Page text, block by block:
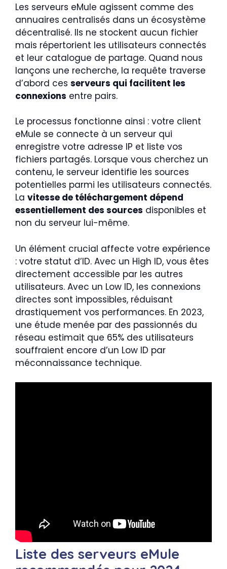
Les serveurs eMule agissent comme des
annuaires centralisés dans un écosystème
décentralisé. Ils ne stockent aucun fichier
mais répertorient les utilisateurs connectés
et leur catalogue de partage. Quand nous
lançons une recherche, la requête traverse
d’abord ces serveurs qui facilitent les
connexions entre pairs.
Le processus fonctionne ainsi : votre client
eMule se connecte à un serveur qui
enregistre votre adresse IP et liste vos
fichiers partagés. Lorsque vous cherchez un
contenu, le serveur identifie les sources
potentielles parmi les utilisateurs connectés.
La vitesse de téléchargement dépend
essentiellement des sources disponibles et
non du serveur lui-même.
Un élément crucial affecte votre expérience
: votre statut d’ID. Avec un High ID, vous êtes
directement accessible par les autres
utilisateurs. Avec un Low ID, les connexions
directes sont impossibles, réduisant
drastiquement vos performances. En 2023,
une étude menée par des passionnés du
réseau estimait que 65% des utilisateurs
souffraient encore d’un Low ID par
méconnaissance technique.
Liste des serveurs eMule